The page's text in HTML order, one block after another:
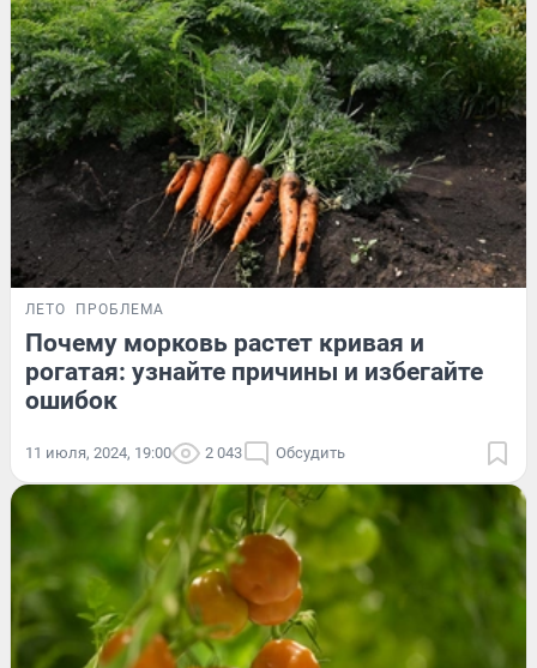
ЛЕТО ПРОБЛЕМА
Почему морковь растет кривая и
рогатая: узнайте причины и избегайте
ошибок
11 июля, 2024, 19:00 2 043 Обсудить